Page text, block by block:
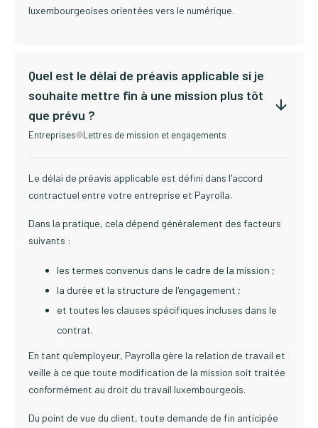
luxembourgeoises orientées vers le numérique.
Quel est le délai de préavis applicable si je
souhaite mettre fin à une mission plus tôt
que prévu ?
Entreprises Lettres de mission et engagements
Le délai de préavis applicable est défini dans l'accord
contractuel entre votre entreprise et Payrolla.
Dans la pratique, cela dépend généralement des facteurs
suivants :
les termes convenus dans le cadre de la mission ;
la durée et la structure de l'engagement ;
et toutes les clauses spécifiques incluses dans le
contrat.
En tant qu'employeur, Payrolla gère la relation de travail et
veille à ce que toute modification de la mission soit traitée
conformément au droit du travail luxembourgeois.
Du point de vue du client, toute demande de fin anticipée